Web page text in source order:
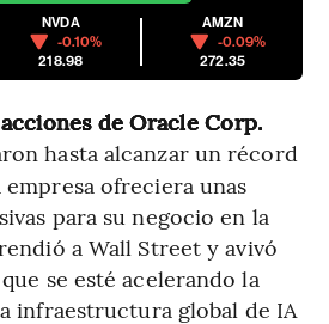
NVDA
-0.10%
218.98
AMZN
-0.09%
272.35
de Oracle Corp.
hasta alcanzar un récord
empresa ofreciera unas
para su negocio en la
a Wall Street y avivó
se esté acelerando la
infraestructura global de IA